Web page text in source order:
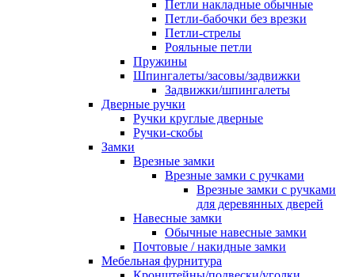
Петли накладные обычные
Петли-бабочки без врезки
Петли-стрелы
Рояльные петли
Пружины
Шпингалеты/засовы/задвижки
Задвижки/шпингалеты
Дверные ручки
Ручки круглые дверные
Ручки-скобы
Замки
Врезные замки
Врезные замки с ручками
Врезные замки с ручками
для деревянных дверей
Навесные замки
Обычные навесные замки
Почтовые / накидные замки
Мебельная фурнитура